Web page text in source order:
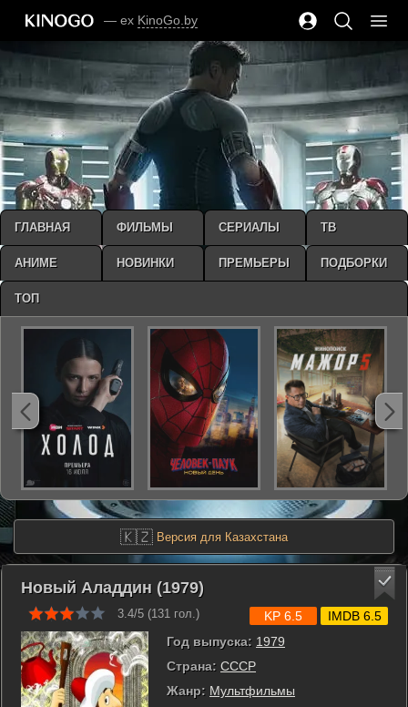
— ex KinoGo.by
🇰🇿 Версия для Казахстана
Новый Аладдин (1979)
3.4/5 (131 гол.)
Год выпуска: 1979
Страна: СССР
Жанр: Мультфильмы
KP 6.5 IMDB 6.5
ГЛАВНАЯ ФИЛЬМЫ СЕРИАЛЫ ТВ
АНИМЕ НОВИНКИ ПРЕМЬЕРЫ ПОДБОРКИ
ТОП